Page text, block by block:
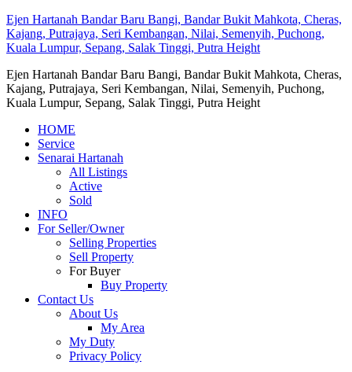
Ejen Hartanah Bandar Baru Bangi, Bandar Bukit Mahkota, Cheras,
Kajang, Putrajaya, Seri Kembangan, Nilai, Semenyih, Puchong,
Kuala Lumpur, Sepang, Salak Tinggi, Putra Height
Ejen Hartanah Bandar Baru Bangi, Bandar Bukit Mahkota, Cheras,
Kajang, Putrajaya, Seri Kembangan, Nilai, Semenyih, Puchong,
Kuala Lumpur, Sepang, Salak Tinggi, Putra Height
HOME
Service
Senarai Hartanah
All Listings
Active
Sold
INFO
For Seller/Owner
Selling Properties
Sell Property
For Buyer
Buy Property
Contact Us
About Us
My Area
My Duty
Privacy Policy